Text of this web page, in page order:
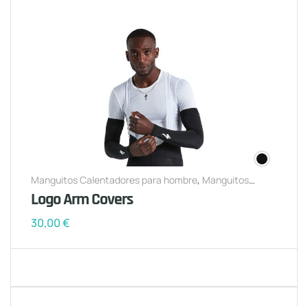
Manguitos Calentadores para hombre, Manguitos
Calentadores para mujer
Logo Arm Covers
30,00€